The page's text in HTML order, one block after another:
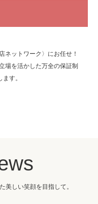
ネットワーク〉にお任せ！
場を活かした万全の保証制
す。
美しい笑顔を目指して。